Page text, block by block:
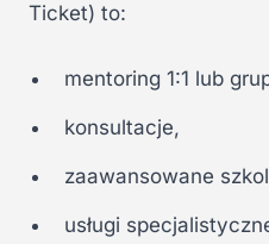
Ticket) to:
mentoring 1:1 lub
konsultacje,
zaawansowane
usługi